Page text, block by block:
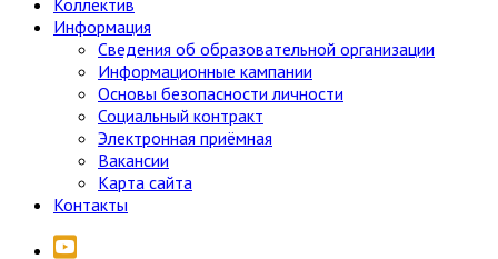
Коллектив
Информация
Сведения об образовательной организации
Информационные кампании
Основы безопасности личности
Социальный контракт
Электронная приёмная
Вакансии
Карта сайта
Контакты
youtube